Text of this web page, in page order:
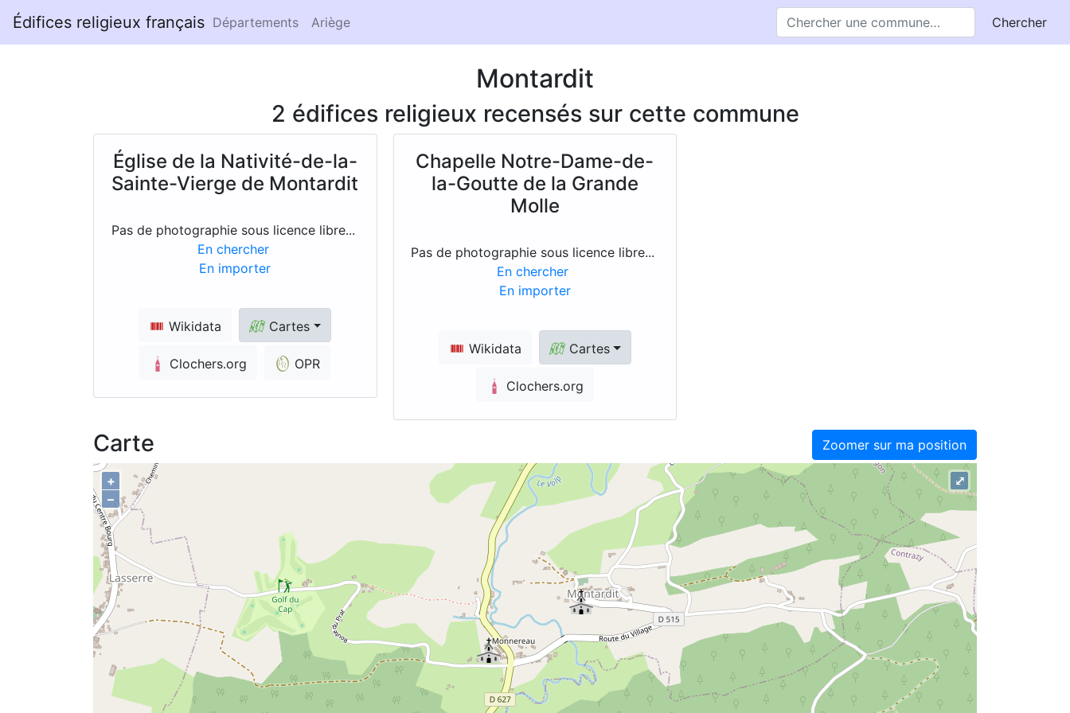
Édifices religieux français Départements Ariège Chercher
Montardit
2 édifices religieux recensés sur cette commune
Église de la Nativité-de-la-
Sainte-Vierge de Montardit
Pas de photographie sous licence libre...
En chercher
En importer
Wikidata Cartes
Clochers.org OPR
Chapelle Notre-Dame-de-
la-Goutte de la Grande
Molle
Pas de photographie sous licence libre...
En chercher
En importer
Wikidata Cartes
Clochers.org
Zoomer sur ma position
Carte
+
–
⤢